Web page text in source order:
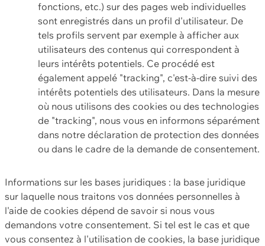
fonctions, etc.) sur des pages web individuelles
sont enregistrés dans un profil d'utilisateur. De
tels profils servent par exemple à afficher aux
utilisateurs des contenus qui correspondent à
leurs intérêts potentiels. Ce procédé est
également appelé "tracking", c'est-à-dire suivi des
intérêts potentiels des utilisateurs. Dans la mesure
où nous utilisons des cookies ou des technologies
de "tracking", nous vous en informons séparément
dans notre déclaration de protection des données
ou dans le cadre de la demande de consentement.
Informations sur les bases juridiques : la base juridique
sur laquelle nous traitons vos données personnelles à
l'aide de cookies dépend de savoir si nous vous
demandons votre consentement. Si tel est le cas et que
vous consentez à l'utilisation de cookies, la base juridique